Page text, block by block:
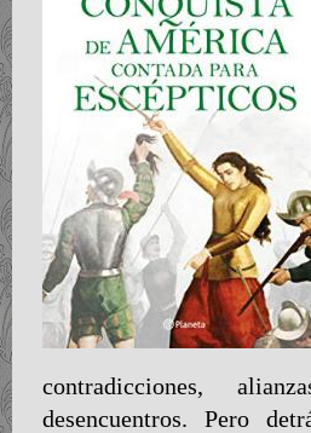
contradicciones,
desencuentros. Pero